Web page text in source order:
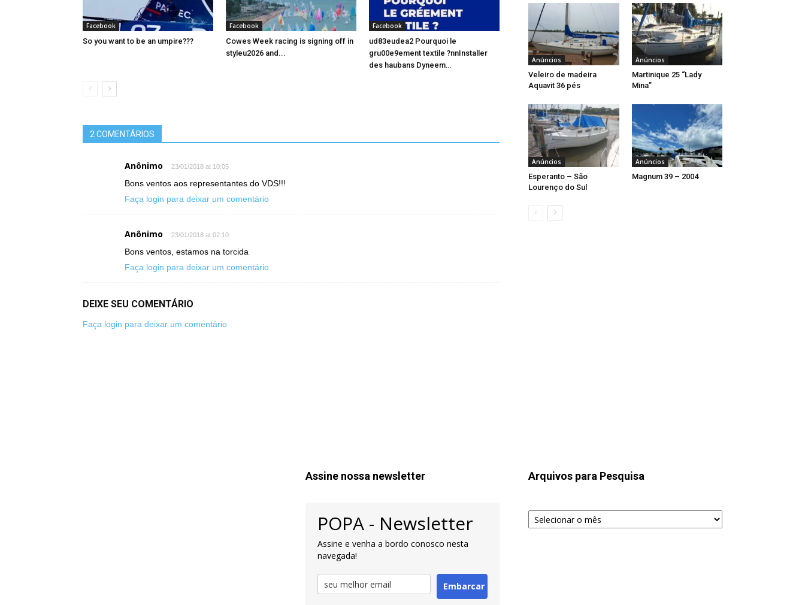
Facebook
So you want to be an umpire???
Facebook
Cowes Week racing is signing off in
styleu2026 and...
Facebook
ud83eudea2 Pourquoi le
gru00e9ement textile ?nnInstaller
des haubans Dyneem…
2 COMENTÁRIOS
Anônimo 23/01/2018 at 10:05
Bons ventos aos representantes do VDS!!!
Faça login para deixar um comentário
Anônimo 23/01/2018 at 02:10
Bons ventos, estamos na torcida
Faça login para deixar um comentário
DEIXE SEU COMENTÁRIO
Faça login para deixar um comentário
Anúncios
Veleiro de madeira
Aquavit 36 pés
Anúncios
Martinique 25 “Lady
Mina”
Anúncios
Esperanto – São
Lourenço do Sul
Anúncios
Magnum 39 – 2004
Assine nossa newsletter
POPA - Newsletter
Assine e venha a bordo conosco nesta
navegada!
Embarcar
Arquivos para Pesquisa
Arquivos
para